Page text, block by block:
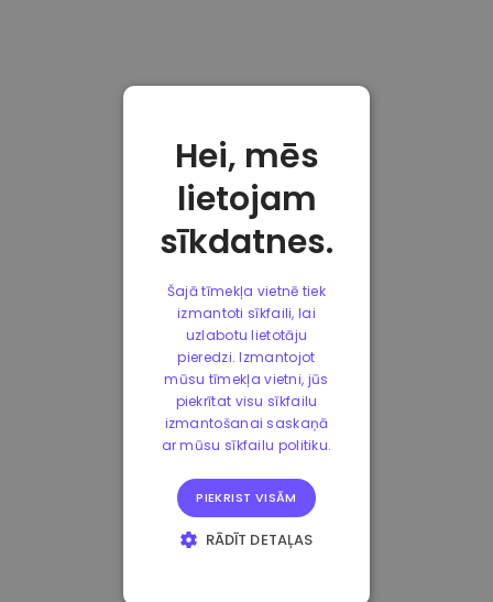
Hei, mēs
lietojam
sīkdatnes.
Šajā tīmekļa vietnē tiek
izmantoti sīkfaili, lai
uzlabotu lietotāju
pieredzi. Izmantojot
mūsu tīmekļa vietni, jūs
piekrītat visu sīkfailu
izmantošanai saskaņā
ar mūsu sīkfailu politiku.
PIEKRIST VISĀM
RĀDĪT DETAĻAS